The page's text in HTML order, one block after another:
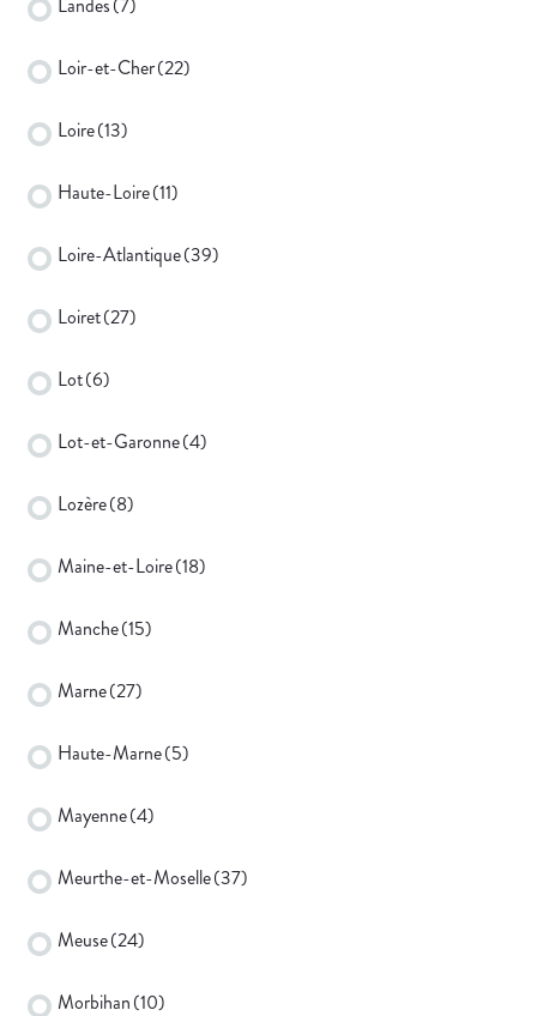
Landes(7)
Loir-et-Cher(22)
Loire(13)
Haute-Loire(11)
Loire-Atlantique(39)
Loiret(27)
Lot(6)
Lot-et-Garonne(4)
Lozère(8)
Maine-et-Loire(18)
Manche(15)
Marne(27)
Haute-Marne(5)
Mayenne(4)
Meurthe-et-Moselle(37)
Meuse(24)
Morbihan(10)